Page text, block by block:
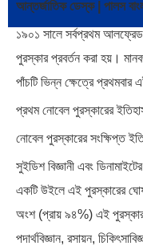
বৈশ্বিক অর্থব্যবস্থা, আইএমএফ-
বিশ্বব্যাংক, ইসলামী ব্যাংকিং…
দক্ষিণ এশিয়ায় ‘জেন-জি’ বিপ্লব:
আন্তর্জাতিক ডেস্ক | পালস
১৯০১ সালে সর্বপ্রথম
পুরস্কার প্রবর্তন করা হয়।
পাঁচটি ভিন্ন ক্ষেত্রে প্রথমবার
প্রথম নোবেল পুরস্কারের
নোবেল পুরস্কারের সংক্ষিপ্ত
সুইডিশ বিজ্ঞানী এবং
একটি উইলে এই পুরস্কারের
অংশ (প্রায় ৯৪%) এই
পদার্থবিজ্ঞান, রসায়ন,